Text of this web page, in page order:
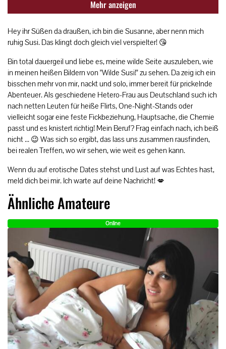
Mehr anzeigen
Hey ihr Süßen da draußen, ich bin die Susanne, aber nenn mich
ruhig Susi. Das klingt doch gleich viel verspielter! 😘
Bin total dauergeil und liebe es, meine wilde Seite auszuleben, wie
in meinen heißen Bildern von "Wilde Susi!" zu sehen. Da zeig ich ein
bisschen mehr von mir, nackt und solo, immer bereit für prickelnde
Abenteuer. Als geschiedene Hetero-Frau aus Deutschland such ich
nach netten Leuten für heiße Flirts, One-Night-Stands oder
vielleicht sogar eine feste Fickbeziehung, Hauptsache, die Chemie
passt und es knistert richtig! Mein Beruf? Frag einfach nach, ich beiß
nicht ... 😉 Was sich so ergibt, das lass uns zusammen rausfinden,
bei realen Treffen, wo wir sehen, wie weit es gehen kann.
Wenn du auf erotische Dates stehst und Lust auf was Echtes hast,
meld dich bei mir. Ich warte auf deine Nachricht! 💋
Ähnliche Amateure
Online